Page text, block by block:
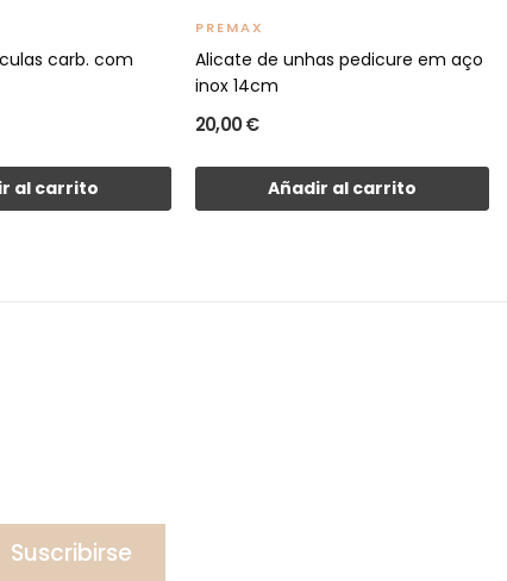
carb. com
al carrito
PREMAX
Alicate de unhas pedicure em aço
inox 14cm
20,00 €
Añadir al carrito
Suscribirse